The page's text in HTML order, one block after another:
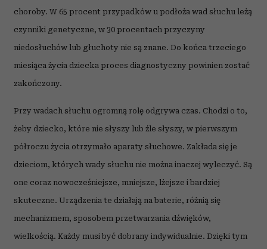
choroby. W 65 procent przypadków u podłoża wad słuchu leżą
czynniki genetyczne, w 30 procentach przyczyny
niedosłuchów lub głuchoty nie są znane. Do końca trzeciego
miesiąca życia dziecka proces diagnostyczny powinien zostać
zakończony.
Przy wadach słuchu ogromną rolę odgrywa czas. Chodzi o to,
żeby dziecko, które nie słyszy lub źle słyszy, w pierwszym
półroczu życia otrzymało aparaty słuchowe. Zakłada się je
dzieciom, których wady słuchu nie można inaczej wyleczyć. Są
one coraz nowocześniejsze, mniejsze, lżejsze i bardziej
skuteczne. Urządzenia te działają na baterie, różnią się
mechanizmem, sposobem przetwarzania dźwięków,
wielkością. Każdy musi być dobrany indywidualnie. Dzięki tym